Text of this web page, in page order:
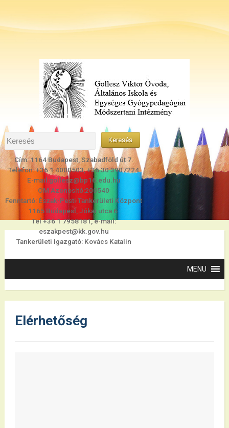
Cím: 1164 Budapest, Szabadföld út 7.
Telefon: +36 1 4000503, +36 30 3907224
E-mail:gollesz@bp16.edu.hu
OM Azonosító:200540
Fenntartó: Észak-Pesti Tankerületi Központ
1165 Budapest, Jókai utca 6.
Tel +36 1 7958181, e-mail:
eszakpest@kk.gov.hu
Tankerületi Igazgató: Kovács Katalin
Elérhetőség